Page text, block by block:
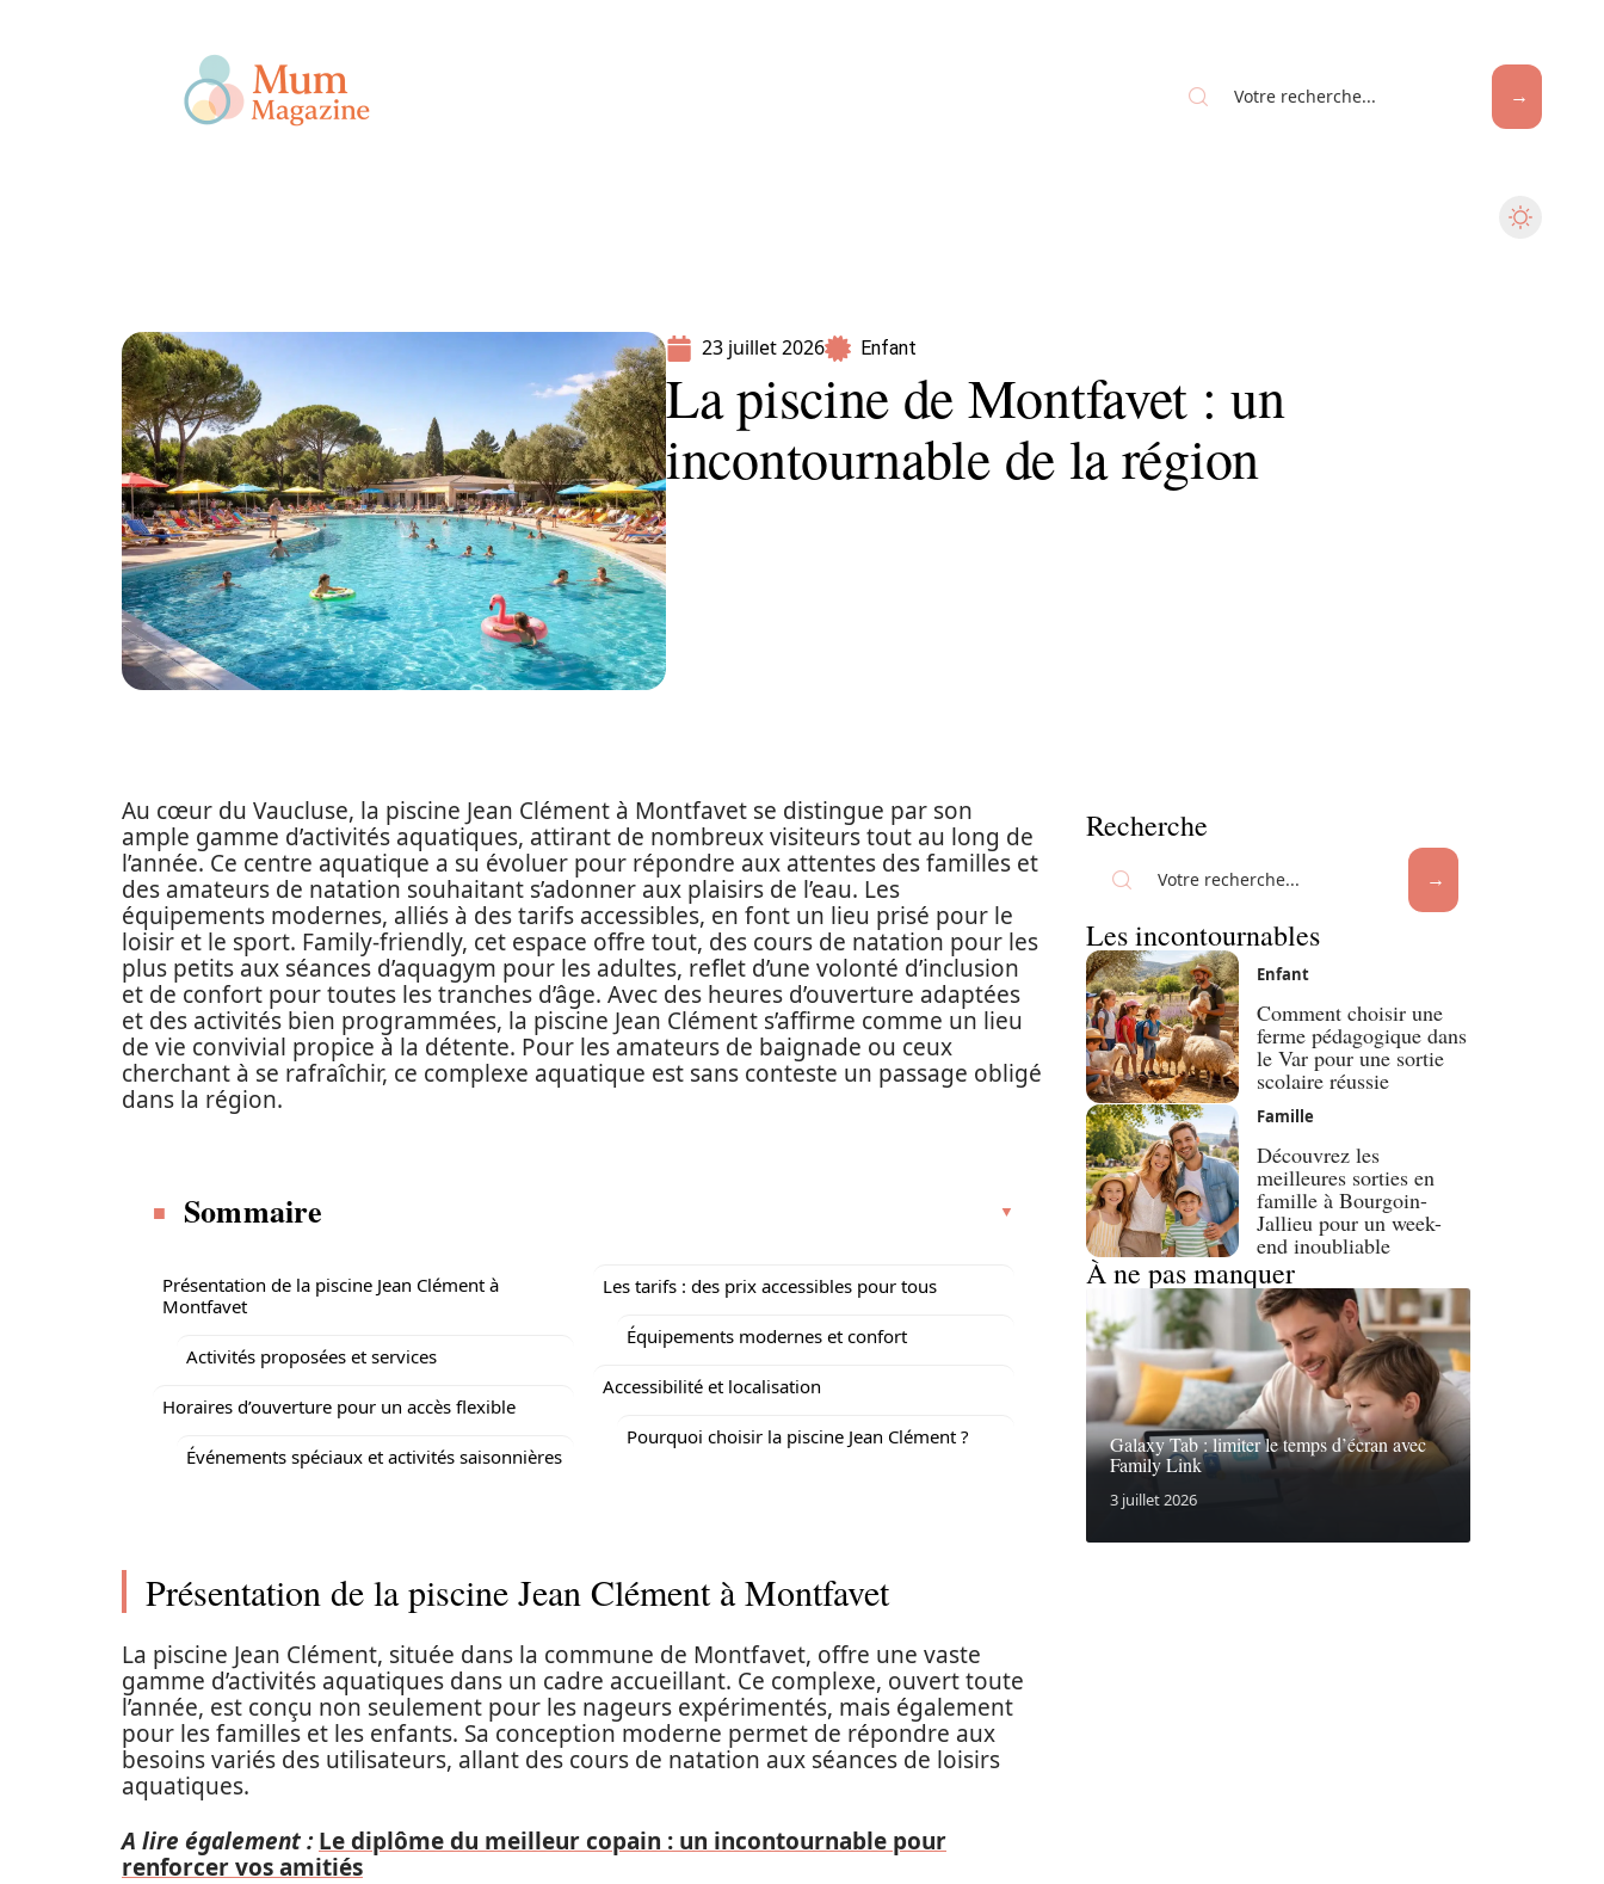
23 juillet 2026 Enfant
La piscine de Montfavet : un
incontournable de la région
Au cœur du Vaucluse, la piscine Jean Clément à Montfavet se distingue par son
ample gamme d’activités aquatiques, attirant de nombreux visiteurs tout au long de
l’année. Ce centre aquatique a su évoluer pour répondre aux attentes des familles et
des amateurs de natation souhaitant s’adonner aux plaisirs de l’eau. Les
équipements modernes, alliés à des tarifs accessibles, en font un lieu prisé pour le
loisir et le sport. Family-friendly, cet espace offre tout, des cours de natation pour les
plus petits aux séances d’aquagym pour les adultes, reflet d’une volonté d’inclusion
et de confort pour toutes les tranches d’âge. Avec des heures d’ouverture adaptées
et des activités bien programmées, la piscine Jean Clément s’affirme comme un lieu
de vie convivial propice à la détente. Pour les amateurs de baignade ou ceux
cherchant à se rafraîchir, ce complexe aquatique est sans conteste un passage obligé
dans la région.
Sommaire
Présentation de la piscine Jean Clément à
Montfavet
Activités proposées et services
Horaires d’ouverture pour un accès flexible
Événements spéciaux et activités saisonnières
Les tarifs : des prix accessibles pour tous
Équipements modernes et confort
Accessibilité et localisation
Pourquoi choisir la piscine Jean Clément ?
Présentation de la piscine Jean Clément à Montfavet
La piscine Jean Clément, située dans la commune de Montfavet, offre une vaste
gamme d’activités aquatiques dans un cadre accueillant. Ce complexe, ouvert toute
l’année, est conçu non seulement pour les nageurs expérimentés, mais également
pour les familles et les enfants. Sa conception moderne permet de répondre aux
besoins variés des utilisateurs, allant des cours de natation aux séances de loisirs
aquatiques.
A lire également : Le diplôme du meilleur copain : un incontournable pour
renforcer vos amitiés
Recherche
Les incontournables
Enfant
Comment choisir une
ferme pédagogique dans
le Var pour une sortie
scolaire réussie
Famille
Découvrez les
meilleures sorties en
famille à Bourgoin-
Jallieu pour un week-
end inoubliable
À ne pas manquer
Galaxy Tab : limiter le temps d’écran avec
Family Link
3 juillet 2026